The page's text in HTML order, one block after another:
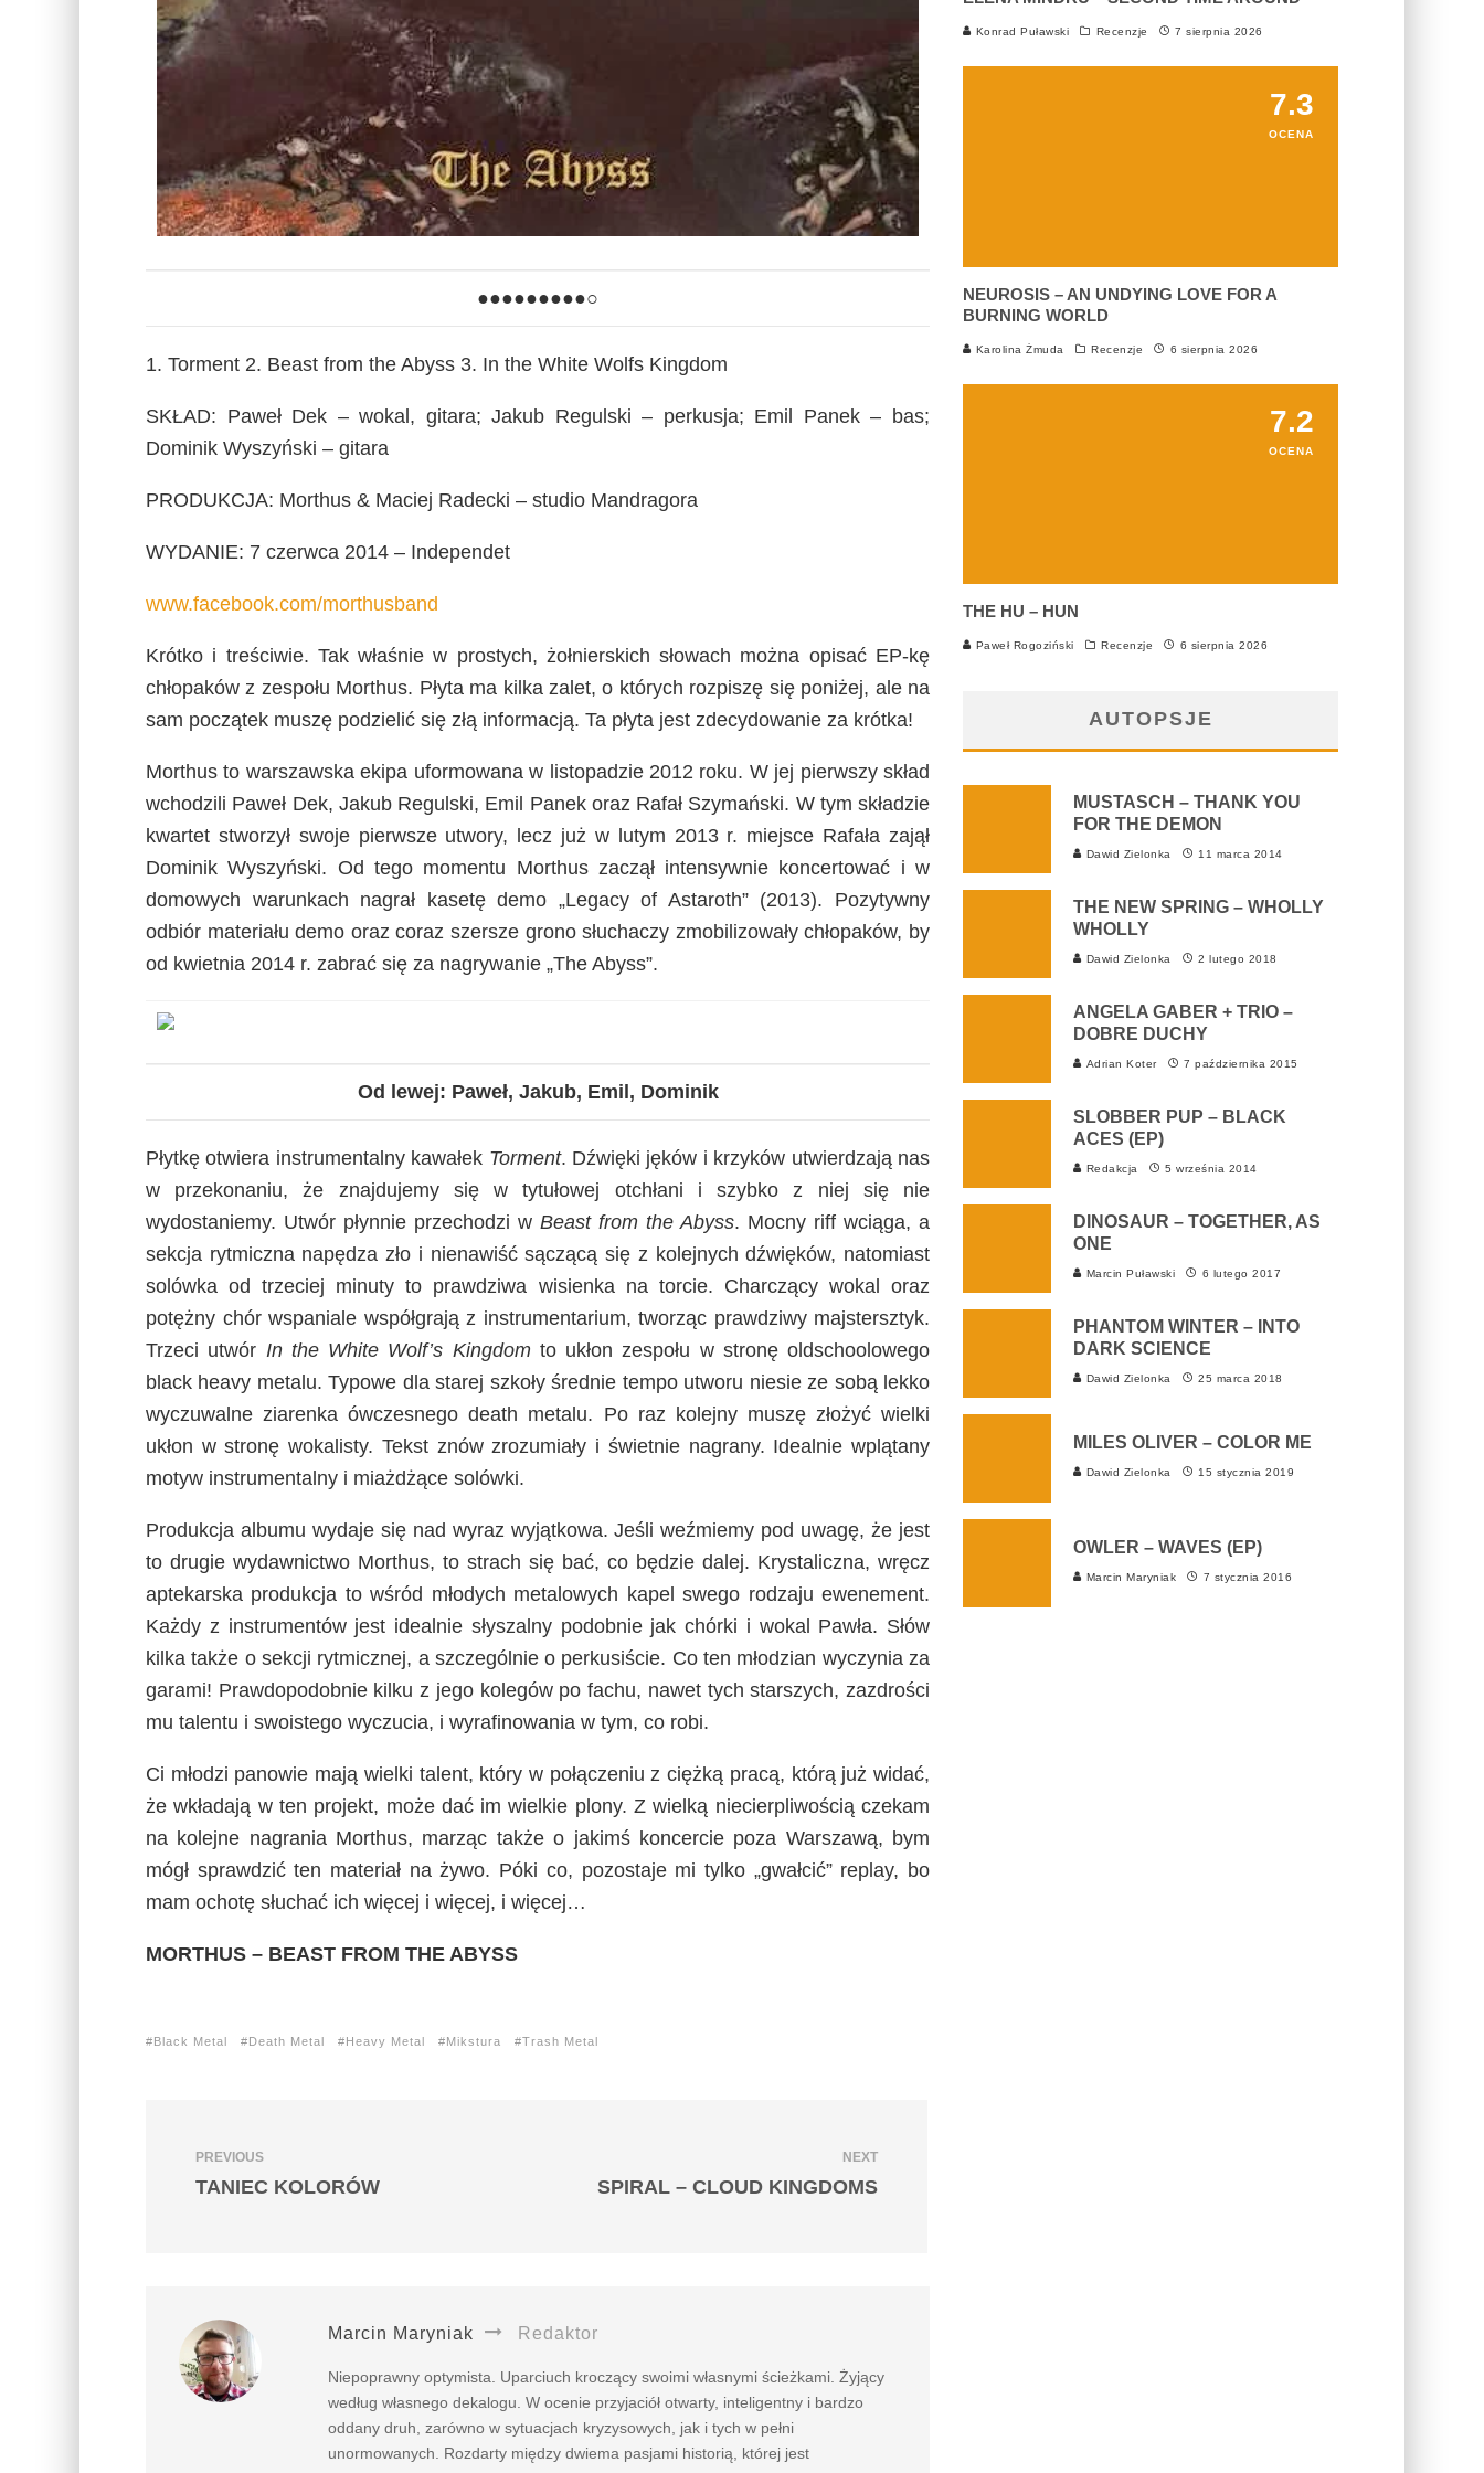
●●●●●●●●●○
1. Torment 2. Beast from the Abyss 3. In the White Wolfs Kingdom
SKŁAD: Paweł Dek – wokal, gitara; Jakub Regulski – perkusja; Emil Panek – bas;
Dominik Wyszyński – gitara
PRODUKCJA: Morthus & Maciej Radecki – studio Mandragora
WYDANIE: 7 czerwca 2014 – Independet
www.facebook.com/morthusband
Krótko i treściwie. Tak właśnie w prostych, żołnierskich słowach można opisać EP-kę
chłopaków z zespołu Morthus. Płyta ma kilka zalet, o których rozpiszę się poniżej, ale na
sam początek muszę podzielić się złą informacją. Ta płyta jest zdecydowanie za krótka!
Morthus to warszawska ekipa uformowana w listopadzie 2012 roku. W jej pierwszy skład
wchodzili Paweł Dek, Jakub Regulski, Emil Panek oraz Rafał Szymański. W tym składzie
kwartet stworzył swoje pierwsze utwory, lecz już w lutym 2013 r. miejsce Rafała zajął
Dominik Wyszyński. Od tego momentu Morthus zaczął intensywnie koncertować i w
domowych warunkach nagrał kasetę demo „Legacy of Astaroth” (2013). Pozytywny
odbiór materiału demo oraz coraz szersze grono słuchaczy zmobilizowały chłopaków, by
od kwietnia 2014 r. zabrać się za nagrywanie „The Abyss”.
Od lewej: Paweł, Jakub, Emil, Dominik
Płytkę otwiera instrumentalny kawałek Torment. Dźwięki jęków i krzyków utwierdzają nas
w przekonaniu, że znajdujemy się w tytułowej otchłani i szybko z niej się nie
wydostaniemy. Utwór płynnie przechodzi w Beast from the Abyss. Mocny riff wciąga, a
sekcja rytmiczna napędza zło i nienawiść sączącą się z kolejnych dźwięków, natomiast
solówka od trzeciej minuty to prawdziwa wisienka na torcie. Charczący wokal oraz
potężny chór wspaniale współgrają z instrumentarium, tworząc prawdziwy majstersztyk.
Trzeci utwór In the White Wolf’s Kingdomto ukłon zespołu w stronę oldschoolowego
black heavy metalu. Typowe dla starej szkoły średnie tempo utworu niesie ze sobą lekko
wyczuwalne ziarenka ówczesnego death metalu. Po raz kolejny muszę złożyć wielki
ukłon w stronę wokalisty. Tekst znów zrozumiały i świetnie nagrany. Idealnie wplątany
motyw instrumentalny i miażdżące solówki.
Produkcja albumu wydaje się nad wyraz wyjątkowa. Jeśli weźmiemy pod uwagę, że jest
to drugie wydawnictwo Morthus, to strach się bać, co będzie dalej. Krystaliczna, wręcz
aptekarska produkcja to wśród młodych metalowych kapel swego rodzaju ewenement.
Każdy z instrumentów jest idealnie słyszalny podobnie jak chórki i wokal Pawła. Słów
kilka także o sekcji rytmicznej, a szczególnie o perkusiście. Co ten młodzian wyczynia za
garami! Prawdopodobnie kilku z jego kolegów po fachu, nawet tych starszych, zazdrości
mu talentu i swoistego wyczucia, i wyrafinowania w tym, co robi.
Ci młodzi panowie mają wielki talent, który w połączeniu z ciężką pracą, którą już widać,
że wkładają w ten projekt, może dać im wielkie plony. Z wielką niecierpliwością czekam
na kolejne nagrania Morthus, marząc także o jakimś koncercie poza Warszawą, bym
mógł sprawdzić ten materiał na żywo. Póki co, pozostaje mi tylko „gwałcić” replay, bo
mam ochotę słuchać ich więcej i więcej, i więcej…
MORTHUS – BEAST FROM THE ABYSS
Black Metal Death Metal Heavy Metal Mikstura Trash Metal
PREVIOUS
TANIEC KOLORÓW
NEXT
SPIRAL – CLOUD KINGDOMS
Marcin Maryniak Redaktor
Niepoprawny optymista. Uparciuch kroczący swoimi własnymi ścieżkami. Żyjący
według własnego dekalogu. W ocenie przyjaciół otwarty, inteligentny i bardzo
oddany druh, zarówno w sytuacjach kryzysowych, jak i tych w pełni
unormowanych. Rozdarty między dwiema pasjami historią, której jest
Konrad Puławski Recenzje 7 sierpnia 2026
7.3
OCENA
NEUROSIS – AN UNDYING LOVE FOR A
BURNING WORLD
Karolina Żmuda Recenzje 6 sierpnia 2026
7.2
OCENA
THE HU – HUN
Paweł Rogoziński Recenzje 6 sierpnia 2026
AUTOPSJE
MUSTASCH – THANK YOU
FOR THE DEMON
Dawid Zielonka 11 marca 2014
THE NEW SPRING – WHOLLY
WHOLLY
Dawid Zielonka 2 lutego 2018
ANGELA GABER + TRIO –
DOBRE DUCHY
Adrian Koter 7 października 2015
SLOBBER PUP – BLACK
ACES (EP)
Redakcja 5 września 2014
DINOSAUR – TOGETHER, AS
ONE
Marcin Puławski 6 lutego 2017
PHANTOM WINTER – INTO
DARK SCIENCE
Dawid Zielonka 25 marca 2018
MILES OLIVER – COLOR ME
Dawid Zielonka 15 stycznia 2019
OWLER – WAVES (EP)
Marcin Maryniak 7 stycznia 2016